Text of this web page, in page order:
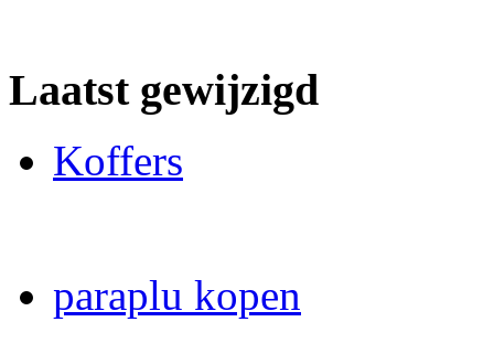
Laatst gewijzigd
Koffers
paraplu kopen